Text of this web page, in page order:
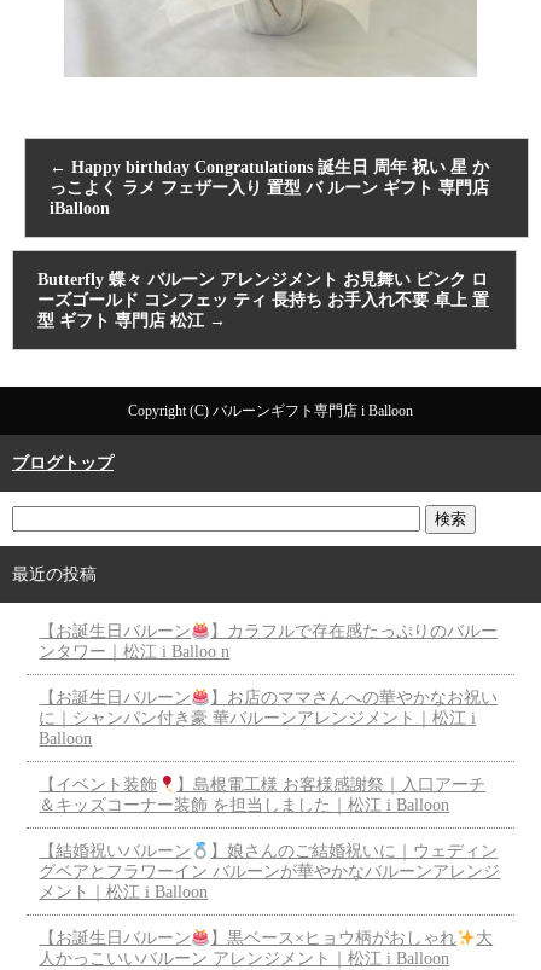
← Happy birthday Congratulations 誕生日 周年 祝い 星 か
っこよく ラメ フェザー入り 置型 バ ルーン ギフト 専門店
iBalloon
Butterfly 蝶々 バルーン アレンジメント お見舞い ピンク ロ
ーズゴールド コンフェッ ティ 長持ち お手入れ不要 卓上 置
型 ギフト 専門店 松江 →
Copyright (C) バルーンギフト専門店 i Balloon
ブログトップ
最近の投稿
【お誕生日バルーン
】カラフルで存在感たっぷりのバルー
ンタワー｜松江 i Balloo n
【お誕生日バルーン
】お店のママさんへの華やかなお祝い
に｜シャンパン付き豪 華バルーンアレンジメント｜松江 i
Balloon
【イベント装飾
】島根電工様 お客様感謝祭｜入口アーチ
＆キッズコーナー装飾 を担当しました｜松江 i Balloon
【結婚祝いバルーン
】娘さんのご結婚祝いに｜ウェディン
グベアとフラワーイン バルーンが華やかなバルーンアレンジ
メント｜松江 i Balloon
【お誕生日バルーン 】黒ベース×ヒョウ柄がおしゃれ
大
人かっこいいバルーン アレンジメント｜松江 i Balloon